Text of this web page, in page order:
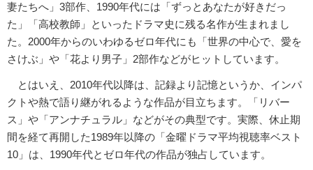
妻たちへ」3部作、1990年代には「ずっとあなたが好きだっ
た」「高校教師」といったドラマ史に残る名作が生まれまし
た。2000年からのいわゆるゼロ年代にも「世界の中心で、愛を
さけぶ」や「花より男子」2部作などがヒットしています。
とはいえ、2010年代以降は、記録より記憶というか、インパ
クトや熱で語り継がれるような作品が目立ちます。「リバー
ス」や「アンナチュラル」などがその典型です。実際、休止期
間を経て再開した1989年以降の「金曜ドラマ平均視聴率ベスト
10」は、1990年代とゼロ年代の作品が独占しています。